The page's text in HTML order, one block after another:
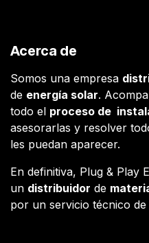
Acerca de
Somos una empresa
de energía solar.
todo el proceso de
asesorarlas y resolver
les puedan aparecer.
En definitiva, Plug & Play
un distribuidor de
por un servicio técnico de